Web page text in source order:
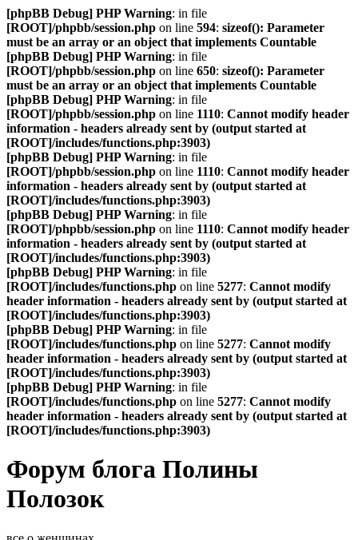
[phpBB Debug] PHP Warning: in file
[ROOT]/phpbb/session.php on line 594: sizeof(): Parameter
must be an array or an object that implements Countable
[phpBB Debug] PHP Warning: in file
[ROOT]/phpbb/session.php on line 650: sizeof(): Parameter
must be an array or an object that implements Countable
[phpBB Debug] PHP Warning: in file
[ROOT]/phpbb/session.php on line 1110: Cannot modify header
information - headers already sent by (output started at
[ROOT]/includes/functions.php:3903)
[phpBB Debug] PHP Warning: in file
[ROOT]/phpbb/session.php on line 1110: Cannot modify header
information - headers already sent by (output started at
[ROOT]/includes/functions.php:3903)
[phpBB Debug] PHP Warning: in file
[ROOT]/phpbb/session.php on line 1110: Cannot modify header
information - headers already sent by (output started at
[ROOT]/includes/functions.php:3903)
[phpBB Debug] PHP Warning: in file
[ROOT]/includes/functions.php on line 5277: Cannot modify
header information - headers already sent by (output started at
[ROOT]/includes/functions.php:3903)
[phpBB Debug] PHP Warning: in file
[ROOT]/includes/functions.php on line 5277: Cannot modify
header information - headers already sent by (output started at
[ROOT]/includes/functions.php:3903)
[phpBB Debug] PHP Warning: in file
[ROOT]/includes/functions.php on line 5277: Cannot modify
header information - headers already sent by (output started at
[ROOT]/includes/functions.php:3903)
Форум блога Полины
Полозок